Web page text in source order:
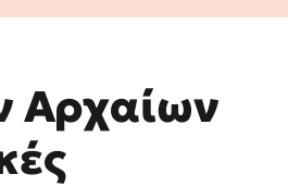
Αρχαίων